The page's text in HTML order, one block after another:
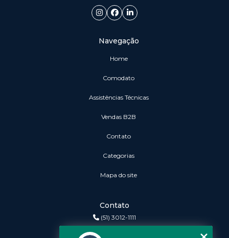
Navegação
Home
Comodato
Assistências Técnicas
vendas B2B
Contato
Categorias
Mapa do site
Contato
(51) 3012-1111